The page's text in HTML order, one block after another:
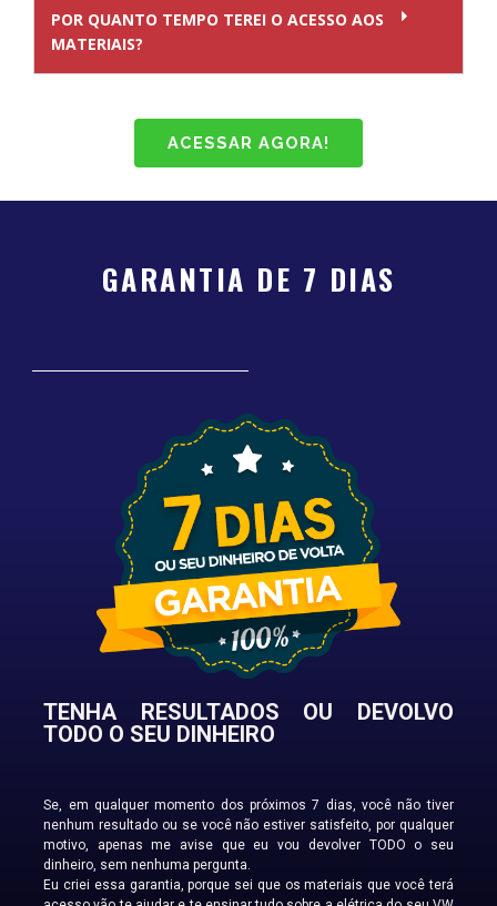
POR QUANTO TEMPO TEREI O ACESSO AOS
MATERIAIS?
ACESSAR AGORA!
GARANTIA DE 7 DIAS
TENHA RESULTADOS OU DEVOLVO
TODO O SEU DINHEIRO
Se, em qualquer momento dos próximos 7 dias, você não tiver
nenhum resultado ou se você não estiver satisfeito, por qualquer
motivo, apenas me avise que eu vou devolver TODO o seu
dinheiro, sem nenhuma pergunta.
Eu criei essa garantia, porque sei que os materiais que você terá